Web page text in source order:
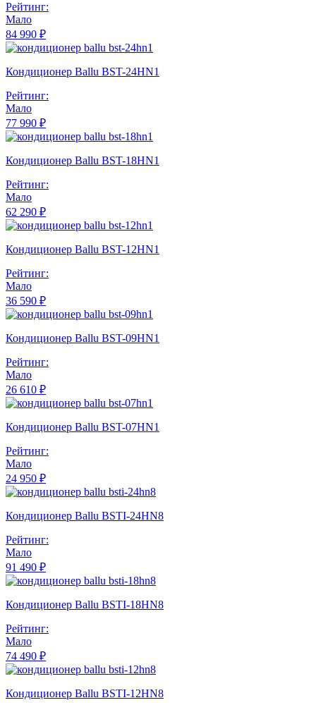
Рейтинг:
Мало
84 990 ₽
Кондиционер Ballu BST-24HN1
Рейтинг:
Мало
77 990 ₽
Кондиционер Ballu BST-18HN1
Рейтинг:
Мало
62 290 ₽
Кондиционер Ballu BST-12HN1
Рейтинг:
Мало
36 590 ₽
Кондиционер Ballu BST-09HN1
Рейтинг:
Мало
26 610 ₽
Кондиционер Ballu BST-07HN1
Рейтинг:
Мало
24 950 ₽
Кондиционер Ballu BSTI-24HN8
Рейтинг:
Мало
91 490 ₽
Кондиционер Ballu BSTI-18HN8
Рейтинг:
Мало
74 490 ₽
Кондиционер Ballu BSTI-12HN8